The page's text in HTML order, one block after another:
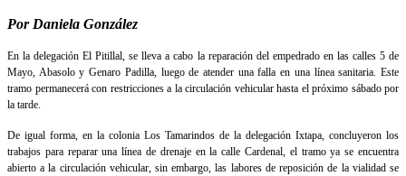
Por Daniela González
En la delegación El Pitillal, se lleva a cabo la reparación del empedrado en las calles 5 de
Mayo, Abasolo y Genaro Padilla, luego de atender una falla en una línea sanitaria. Este
tramo permanecerá con restricciones a la circulación vehicular hasta el próximo sábado por
la tarde.
De igual forma, en la colonia Los Tamarindos de la delegación Ixtapa, concluyeron los
trabajos para reparar una línea de drenaje en la calle Cardenal, el tramo ya se encuentra
abierto a la circulación vehicular, sin embargo, las labores de reposición de la vialidad se